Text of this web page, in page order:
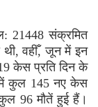
21448 संक्रमित
वहीँ, जून में इन
केस प्रति दिन के
कुल 145 नए केस
96 मौतें हुई हैं।